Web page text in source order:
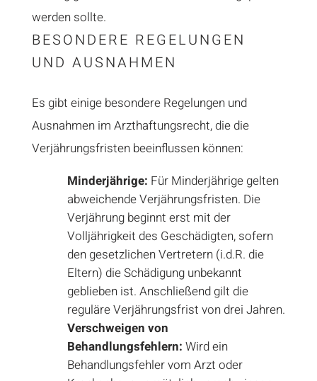
werden sollte.
BESONDERE REGELUNGEN
UND AUSNAHMEN
Es gibt einige besondere Regelungen und
Ausnahmen im Arzthaftungsrecht, die die
Verjährungsfristen beeinflussen können:
Minderjährige: Für Minderjährige gelten
abweichende Verjährungsfristen. Die
Verjährung beginnt erst mit der
Volljährigkeit des Geschädigten, sofern
den gesetzlichen Vertretern (i.d.R. die
Eltern) die Schädigung unbekannt
geblieben ist. Anschließend gilt die
reguläre Verjährungsfrist von drei Jahren.
Verschweigen von
Behandlungsfehlern: Wird ein
Behandlungsfehler vom Arzt oder